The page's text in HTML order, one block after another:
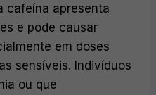
cafeína apresenta
e pode causar
em doses
sensíveis. Indivíduos
ou que